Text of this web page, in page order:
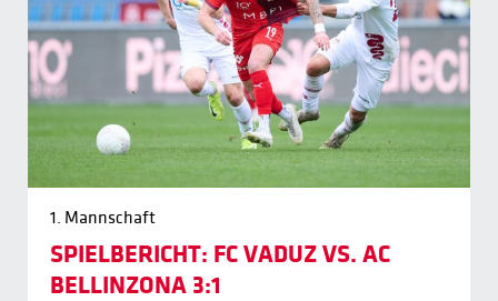
1. Mannschaft
SPIELBERICHT: FC VADUZ VS. AC
BELLINZONA 3:1